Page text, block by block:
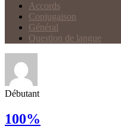
Accords
Conjugaison
Général
Question de langue
Débutant
100%